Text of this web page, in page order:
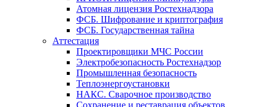
Атомная лицензия Ростехнадзора
ФСБ. Шифрование и криптография
ФСБ. Государственная тайна
Аттестация
Проектировщики МЧС России
Электробезопасность Ростехнадзор
Промышленная безопасность
Теплоэнергоустановки
НАКС. Сварочное производство
Сохранение и реставрация объектов